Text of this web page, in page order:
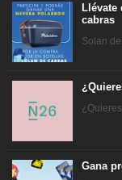
Llévate
cabras
Solan de
Gana